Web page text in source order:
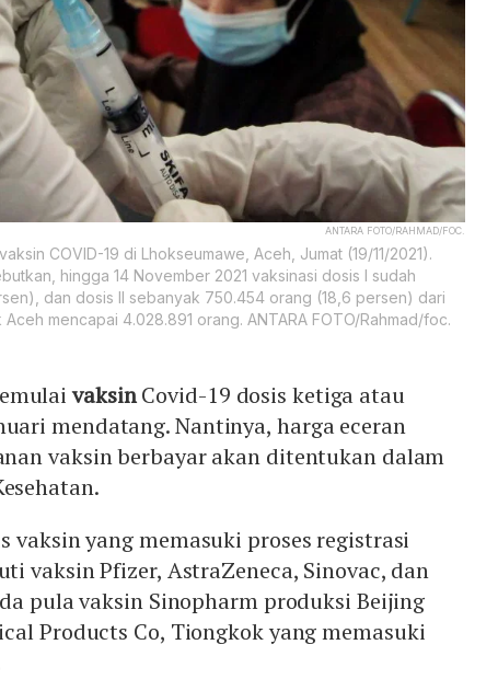
ANTARA FOTO/RAHMAD/FOC.
COVID-19 di Lhokseumawe, Aceh, Jumat (19/11/2021).
hingga 14 November 2021 vaksinasi dosis I sudah
dan dosis II sebanyak 750.454 orang (18,6 persen) dari
mencapai 4.028.891 orang. ANTARA FOTO/Rahmad/foc.
vaksinCovid-19 dosis ketiga atau
mendatang. Nantinya, harga eceran
vaksin berbayar akan ditentukan dalam
vaksin yang memasuki proses registrasi
vaksin Pfizer, AstraZeneca, Sinovac, dan
pula vaksin Sinopharm produksi Beijing
Products Co, Tiongkok yang memasuki